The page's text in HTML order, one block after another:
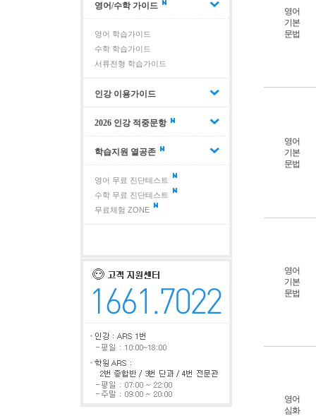
영어/수학 가이드
영어 학습가이드
수학 학습가이드
서류전형 학습가이드
인강 이용가이드
2026 인강 적중문항
학습지원 열공존
영어 무료 진단테스트
수학 무료 진단테스트
무료체험 ZONE
영어
기본
문법
영어
기본
문법
영어
기본
문법
영어
심화